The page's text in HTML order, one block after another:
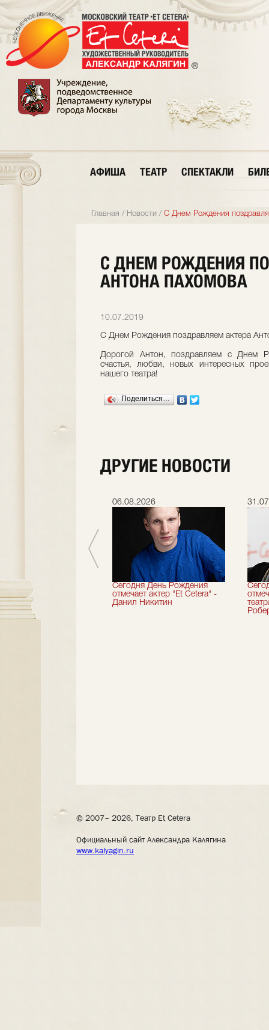
АФИША ТЕАТР СПЕКТАКЛИ
Главная / Новости / С Днем Рождения
С ДНЕМ РОЖДЕНИЯ
АНТОНА ПАХОМОВА
10.07.2019
С Днем Рождения поздравляем актера
Дорогой Антон, поздравляем с Днем
счастья, любви, новых интересных
нашего театра!
Поделиться…
ДРУГИЕ НОВОСТИ
сезон!
06.08.2026
Сегодня День Рождения
отмечает актер "Et Cetera" -
Данил Никитин
© 2007– 2026, Театр Et Cetera
Официальный сайт Александра Калягина
www.kalyagin.ru